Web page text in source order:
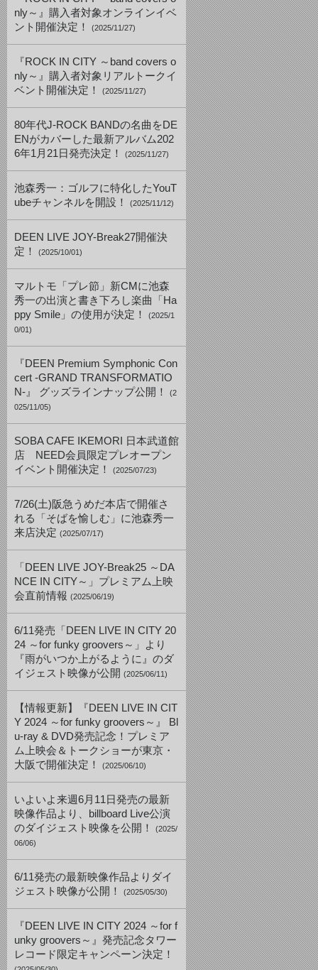
nly～』購入者対象オンラインイベ
ント開催決定！
(2025/11/27)
『ROCK IN CITY ～band covers o
nly～』購入者対象リアルトークイ
ベント開催決定！
(2025/11/27)
80年代J-ROCK BANDの名曲をDE
ENがカバーした最新アルバム202
6年1月21日発売決定！
(2025/11/27)
池森秀一：ゴルフに特化したYouT
ubeチャンネルを開設！
(2025/11/12)
DEEN LIVE JOY-Break27開催決
定！
(2025/10/01)
マルトモ「プレ節」新CMに池森
秀一の出演と書き下ろし楽曲「Ha
ppy Smile」の使用が決定！
(2025/1
0/01)
『DEEN Premium Symphonic Con
cert -GRAND TRANSFORMATIO
N-』 グッズラインナップ公開！
(2
025/11/05)
SOBA CAFE IKEMORI 日本武道館
店 NEED会員限定プレオープン
イベント開催決定！
(2025/07/23)
7/26(土)阪急うめだ本店で開催さ
れる「そばを愉しむ」に池森秀一
来店決定 (2025/07/17)
「DEEN LIVE JOY-Break25 ～DA
NCE IN CITY～」プレミアム上映
会直前情報 (2025/06/19)
6/11発売「DEEN LIVE IN CITY 20
24 ～for funky groovers～」より
『雨がいつか上がるように』のダ
イジェスト映像が公開 (2025/06/11)
【情報更新】『DEEN LIVE IN CIT
Y 2024 ～for funky groovers～』 Bl
u-ray & DVD発売記念！プレミア
ム上映会＆トークショーが東京・
大阪で開催決定！
(2025/06/10)
いよいよ来週6月11日発売の最新
映像作品より、billboard Live公演
のダイジェスト映像を公開！
(2025/
06/06)
6/11発売の最新映像作品よりダイ
ジェスト映像が公開！
(2025/05/30)
『DEEN LIVE IN CITY 2024 ～for f
unky groovers～』発売記念タワー
レコード限定キャンペーン決定！